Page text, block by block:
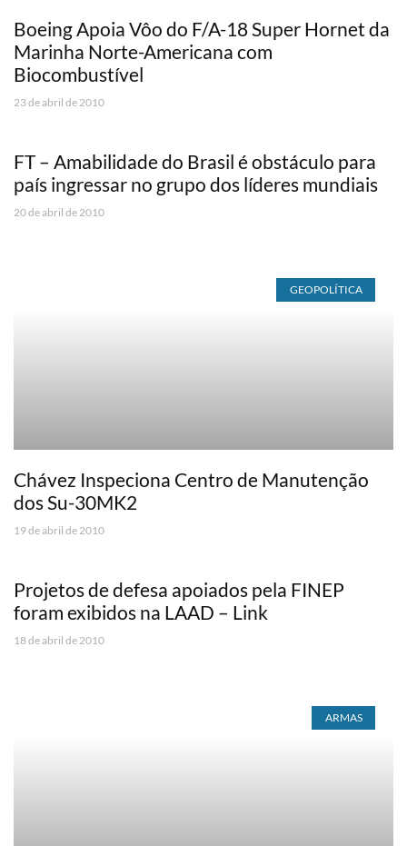
Boeing Apoia Vôo do F/A-18 Super Hornet da
Marinha Norte-Americana com
Biocombustível
23 de abril de 2010
FT – Amabilidade do Brasil é obstáculo para
país ingressar no grupo dos líderes mundiais
20 de abril de 2010
GEOPOLÍTICA
Chávez Inspeciona Centro de Manutenção
dos Su-30MK2
19 de abril de 2010
Projetos de defesa apoiados pela FINEP
foram exibidos na LAAD – Link
18 de abril de 2010
ARMAS